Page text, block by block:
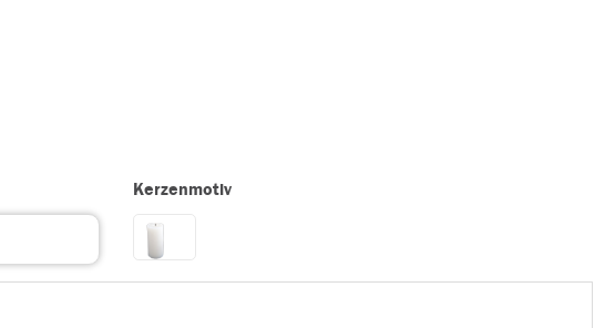
Kerzenmotiv